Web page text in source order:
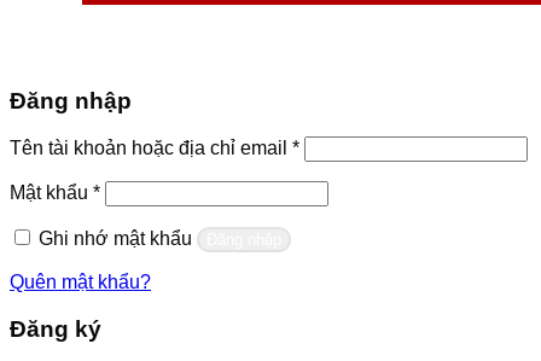
Đăng nhập
Tên tài khoản hoặc địa chỉ email *Bắt
buộc
Mật khẩu *Bắt
buộc
Ghi nhớ mật khẩu
Quên mật khẩu?
Đăng ký